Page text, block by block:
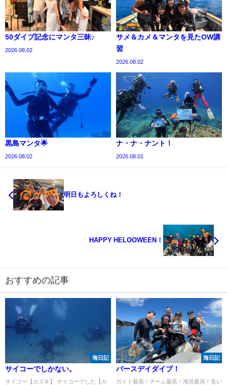
50ダイブ記念にマンタ三昧♪
2026.08.02
サメ＆カメ＆マンタを見たOW講
習
2026.08.02
黒島マンタ🌟
2026.08.02
ナ・ナ・ナント！
2026.08.01
明日もよろしくね！
HAPPY HELOOWEEN！
おすすめの記事
海日記
サイコーでしかない。
サイコー【カズキ】 サイコーでした【カ
海日記
バースデイダイブ！
ガイド最高！チーム最高！海況最高！良い